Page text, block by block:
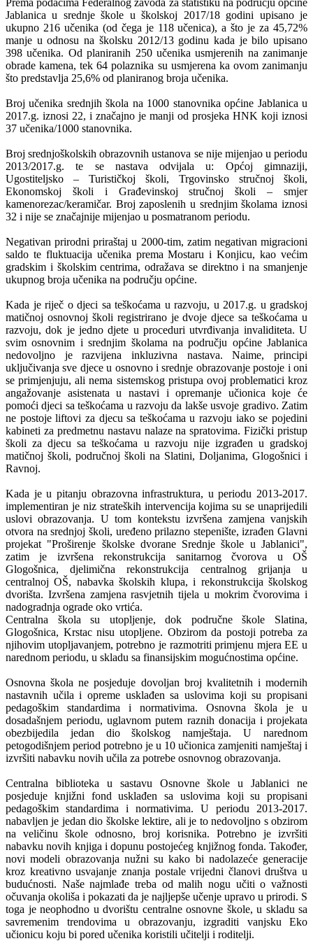
Jablanica u srednje škole u školskoj 2017/18 godini upisano je
ukupno 216 učenika (od čega je 118 učenica), a što je za 45,72%
manje u odnosu na školsku 2012/13 godinu kada je bilo upisano
398 učenika. Od planiranih 250 učenika usmjerenih na zanimanje
obrade kamena, tek 64 polaznika su usmjerena ka ovom zanimanju
što predstavlja 25,6% od planiranog broja učenika.
Broj učenika srednjih škola na 1000 stanovnika općine Jablanica u
2017.g. iznosi 22, i značajno je manji od prosjeka HNK koji iznosi
37 učenika/1000 stanovnika.
Broj srednjoškolskih obrazovnih ustanova se nije mijenjao u periodu
2013/2017.g. te se nastava odvijala u: Općoj gimnaziji,
Ugostiteljsko – Turističkoj školi, Trgovinsko stručnoj školi,
Ekonomskoj školi i Građevinskoj stručnoj školi – smjer
kamenorezac/keramičar. Broj zaposlenih u srednjim školama iznosi
32 i nije se značajnije mijenjao u posmatranom periodu.
Negativan prirodni priraštaj u 2000-tim, zatim negativan migracioni
saldo te fluktuacija učenika prema Mostaru i Konjicu, kao većim
gradskim i školskim centrima, odražava se direktno i na smanjenje
ukupnog broja učenika na području općine.
Kada je riječ o djeci sa teškoćama u razvoju, u 2017.g. u gradskoj
matičnoj osnovnoj školi registrirano je dvoje djece sa teškoćama u
razvoju, dok je jedno djete u proceduri utvrđivanja invaliditeta. U
svim osnovnim i srednjim školama na području općine Jablanica
nedovoljno je razvijena inkluzivna nastava. Naime, principi
uključivanja sve djece u osnovno i srednje obrazovanje postoje i oni
se primjenjuju, ali nema sistemskog pristupa ovoj problematici kroz
angažovanje asistenata u nastavi i opremanje učionica koje će
pomoći djeci sa teškoćama u razvoju da lakše usvoje gradivo. Zatim
ne postoje liftovi za djecu sa teškoćama u razvoju iako se pojedini
kabineti za predmetnu nastavu nalaze na spratovima. Fizički pristup
školi za djecu sa teškoćama u razvoju nije izgrađen u gradskoj
matičnoj školi, područnoj školi na Slatini, Doljanima, Glogošnici i
Ravnoj.
Kada je u pitanju obrazovna infrastruktura, u periodu 2013-2017.
implementiran je niz strateških intervencija kojima su se unaprijedili
uslovi obrazovanja. U tom kontekstu izvršena zamjena vanjskih
otvora na srednjoj školi, uređeno prilazno stepenište, izrađen Glavni
projekat "Proširenje školske dvorane Srednje škole u Jablanici",
zatim je izvršena rekonstrukcija sanitarnog čvorova u OŠ
Glogošnica, djelimična rekonstrukcija centralnog grijanja u
centralnoj OŠ, nabavka školskih klupa, i rekonstrukcija školskog
dvorišta. Izvršena zamjena rasvjetnih tijela u mokrim čvorovima i
nadogradnja ograde oko vrtića.
Centralna škola su utopljenje, dok područne škole Slatina,
Glogošnica, Krstac nisu utopljene. Obzirom da postoji potreba za
njihovim utopljavanjem, potrebno je razmotriti primjenu mjera EE u
narednom periodu, u skladu sa finansijskim mogućnostima općine.
Osnovna škola ne posjeduje dovoljan broj kvalitetnih i modernih
nastavnih učila i opreme usklađen sa uslovima koji su propisani
pedagoškim standardima i normativima. Osnovna škola je u
dosadašnjem periodu, uglavnom putem raznih donacija i projekata
obezbijedila jedan dio školskog namještaja. U narednom
petogodišnjem period potrebno je u 10 učionica zamjeniti namještaj i
izvršiti nabavku novih učila za potrebe osnovnog obrazovanja.
Centralna biblioteka u sastavu Osnovne škole u Jablanici ne
posjeduje knjižni fond usklađen sa uslovima koji su propisani
pedagoškim standardima i normativima. U periodu 2013-2017.
nabavljen je jedan dio školske lektire, ali je to nedovoljno s obzirom
na veličinu škole odnosno, broj korisnika. Potrebno je izvršiti
nabavku novih knjiga i dopunu postojećeg knjižnog fonda. Također,
novi modeli obrazovanja nužni su kako bi nadolazeće generacije
kroz kreativno usvajanje znanja postale vrijedni članovi društva u
budućnosti. Naše najmlađe treba od malih nogu učiti o važnosti
očuvanja okoliša i pokazati da je najljepše učenje upravo u prirodi. S
toga je neophodno u dvorištu centralne osnovne škole, u skladu sa
savremenim trendovima u obrazovanju, izgraditi vanjsku Eko
učionicu koju bi pored učenika koristili učitelji i roditelji.